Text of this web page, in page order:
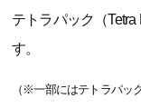
テトラパック（
す。
（※一部にはテトラパッ